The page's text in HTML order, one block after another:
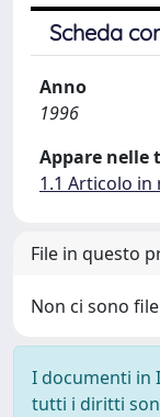
Scheda
Anno
1996
Appare nelle
1.1 Articolo in
File in questo
Non ci sono
I documenti in
tutti i diritti